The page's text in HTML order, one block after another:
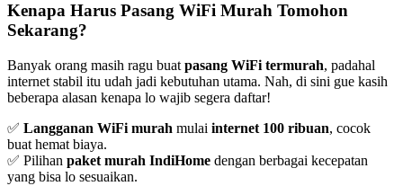
Kenapa Harus Pasang WiFi Murah Tomohon
Sekarang?
Banyak orang masih ragu buat pasang WiFi termurah, padahal
internet stabil itu udah jadi kebutuhan utama. Nah, di sini gue kasih
beberapa alasan kenapa lo wajib segera daftar!
✅ Langganan WiFi murah mulai internet 100 ribuan, cocok
buat hemat biaya.
✅ Pilihan paket murah IndiHome dengan berbagai kecepatan
yang bisa lo sesuaikan.